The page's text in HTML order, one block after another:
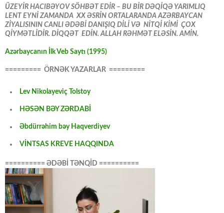
ÜZEYİR HACIBƏYOV SÖHBƏT EDİR – BU BİR DƏQİQƏ YARIMLIQ
LENT EYNİ ZAMANDA XX ƏSRİN ORTALARANDA AZƏRBAYCAN
ZİYALISININ CANLI ƏDƏBİ DANIŞIQ DİLİ VƏ NİTQİ KİMİ ÇOX
QİYMƏTLİDİR. DİQQƏT EDİN. ALLAH RƏHMƏT ELƏSİN. AMİN.
Azərbaycanın İlk Veb Saytı (1995)
========= ÖRNƏK YAZARLAR =========
Lev Nikolayeviç Tolstoy
HƏSƏN BƏY ZƏRDABİ
Əbdürrəhim bəy Haqverdiyev
VİNTSAS KREVE HAQQINDA
========== ƏDƏBİ TƏNQİD ==========